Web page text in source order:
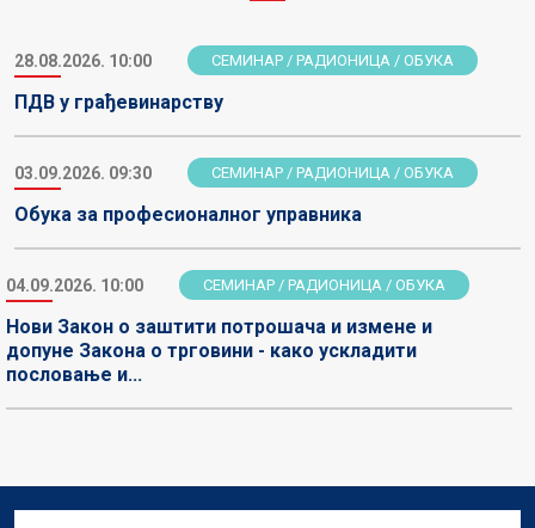
28.08.2026. 10:00 СЕМИНАР / РАДИОНИЦА / ОБУКА
ПДВ у грађевинарству
03.09.2026. 09:30 СЕМИНАР / РАДИОНИЦА / ОБУКА
Обука за професионалног управника
04.09.2026. 10:00 СЕМИНАР / РАДИОНИЦА / ОБУКА
Нови Закон о заштити потрошача и измене и
допуне Закона о трговини - како ускладити
пословање и...